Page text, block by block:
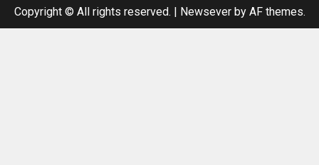
Copyright © All rights reserved. Newseverby AF themes.